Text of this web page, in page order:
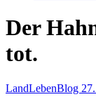
Der
tot.
LandLebenBlog